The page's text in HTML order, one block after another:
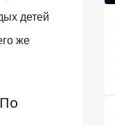
детей
же